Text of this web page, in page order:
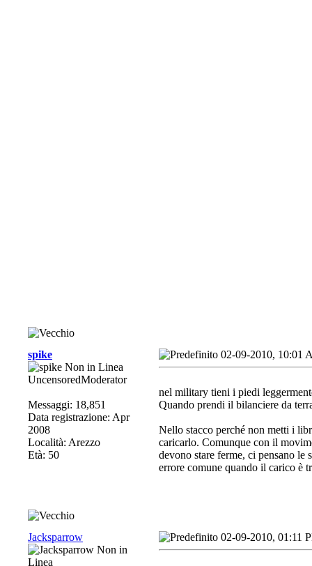
spike
UncensoredModerator
Messaggi: 18,851
Data registrazione: Apr
2008
Località: Arezzo
Età: 50
02-09-2010, 10:01
nel military tieni i piedi
Quando prendi il bilanciere da
Nello stacco perché non metti i
caricarlo. Comunque con il
devono stare ferme, ci pensano le
errore comune quando il carico è
Jacksparrow 02-09-2010, 01:11